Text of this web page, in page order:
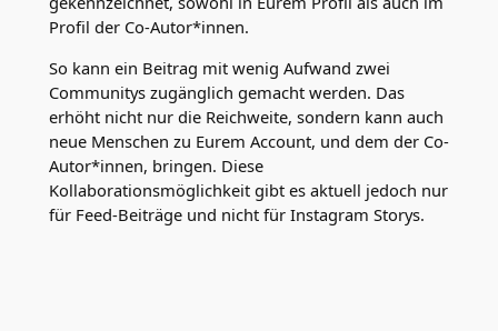
Profil der Co-Autor*innen.
So kann ein Beitrag mit wenig Aufwand zwei
Communitys zugänglich gemacht werden. Das
erhöht nicht nur die Reichweite, sondern kann auch
neue Menschen zu Eurem Account, und dem der Co-
Autor*innen, bringen. Diese
Kollaborationsmöglichkeit gibt es aktuell jedoch nur
für Feed-Beiträge und nicht für Instagram Storys.